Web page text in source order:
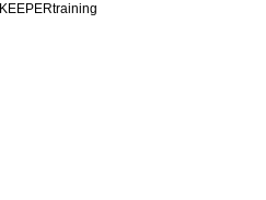
KEEPERtraining